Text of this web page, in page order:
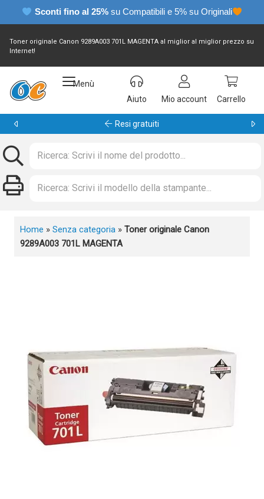
Sconti fino al 25% su Compatibili e 5% su Originali
Toner originale Canon 9289A003 701L MAGENTA al miglior al miglior prezzo su
Internet!
Menù
Aiuto
Mio account Carrello
Garanzia 24 mesi
Home » Senza categoria » Toner originale Canon
9289A003 701L MAGENTA